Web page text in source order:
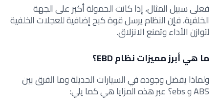
فعلى سبيل المثال، إذا كانت الحمولة أكبر على الجهة
الخلفية، فإن النظام يرسل قوة كبح إضافية للعجلات الخلفية
لتوازن الأداء وتمنع الانزلاق.
ما هي أبرز مميزات نظام EBD؟
ولماذا يفضل وجوده في السيارات الحديثة وما الفرق بين
ABS و ebs؟ عبر هذه المزايا هي كما يلي: